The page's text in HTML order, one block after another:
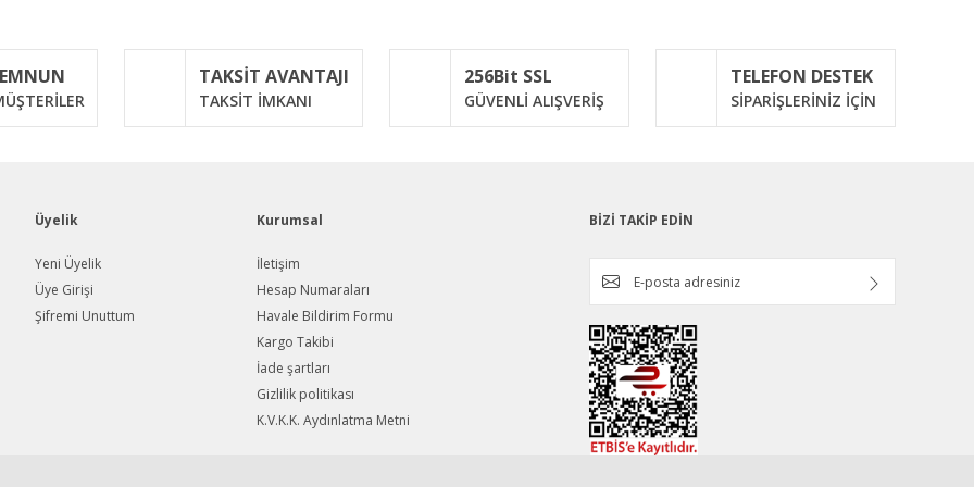
Yorum Yaz
Gönder
TAKSİT AVANTAJI
TAKSİT İMKANI
256Bit SSL
GÜVENLİ ALIŞVERİŞ
TELEFON DESTEK
SİPARİŞLERİNİZ İÇİN
Üyelik
Yeni Üyelik
Üye Girişi
Şifremi Unuttum
Kurumsal
İletişim
Hesap Numaraları
Havale Bildirim Formu
Kargo Takibi
İade şartları
Gizlilik politikası
K.V.K.K. Aydınlatma Metni
BİZİ TAKİP EDİN